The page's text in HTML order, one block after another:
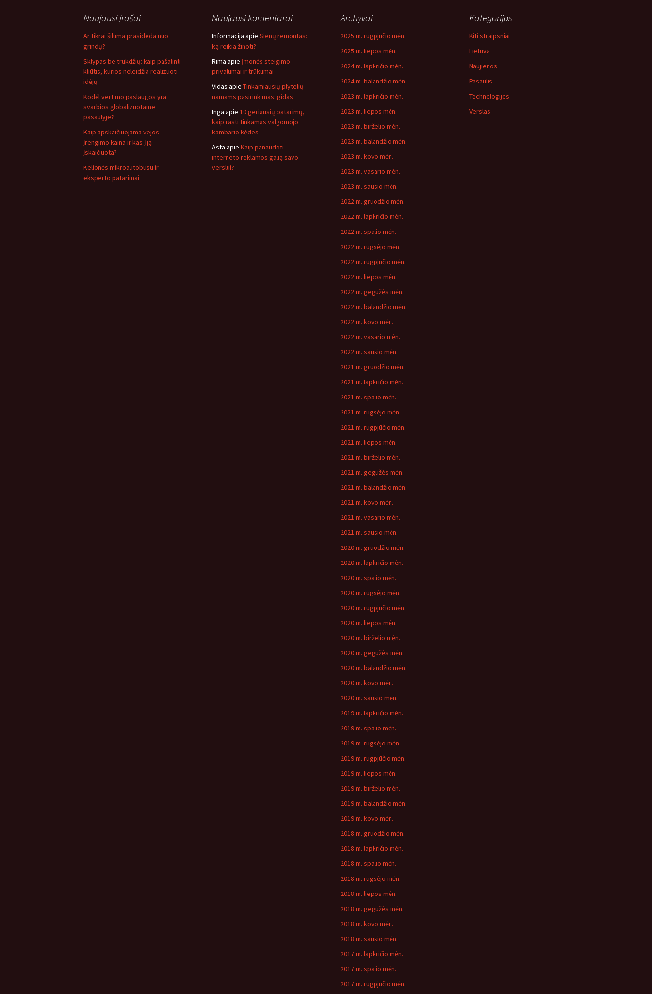
Naujausi įrašai
Ar tikrai šiluma prasideda nuo
grindų?
Sklypas be trukdžių: kaip pašalinti
kliūtis, kurios neleidžia realizuoti
idėjų
Kodėl vertimo paslaugos yra
svarbios globalizuotame
pasaulyje?
Kaip apskaičiuojama vejos
įrengimo kaina ir kas į ją
įskaičiuota?
Kelionės mikroautobusu ir
eksperto patarimai
Naujausi komentarai
Informacija apie Sienų remontas:
ką reikia žinoti?
Rima apie Įmonės steigimo
privalumai ir trūkumai
Vidas apie Tinkamiausių plytelių
namams pasirinkimas: gidas
Inga apie 10 geriausių patarimų,
kaip rasti tinkamas valgomojo
kambario kėdes
Asta apie Kaip panaudoti
interneto reklamos galią savo
verslui?
Archyvai
2025 m. rugpjūčio mėn.
2025 m. liepos mėn.
2024 m. lapkričio mėn.
2024 m. balandžio mėn.
2023 m. lapkričio mėn.
2023 m. liepos mėn.
2023 m. birželio mėn.
2023 m. balandžio mėn.
2023 m. kovo mėn.
2023 m. vasario mėn.
2023 m. sausio mėn.
2022 m. gruodžio mėn.
2022 m. lapkričio mėn.
2022 m. spalio mėn.
2022 m. rugsėjo mėn.
2022 m. rugpjūčio mėn.
2022 m. liepos mėn.
2022 m. gegužės mėn.
2022 m. balandžio mėn.
2022 m. kovo mėn.
2022 m. vasario mėn.
2022 m. sausio mėn.
2021 m. gruodžio mėn.
2021 m. lapkričio mėn.
2021 m. spalio mėn.
2021 m. rugsėjo mėn.
2021 m. rugpjūčio mėn.
2021 m. liepos mėn.
2021 m. birželio mėn.
2021 m. gegužės mėn.
2021 m. balandžio mėn.
2021 m. kovo mėn.
2021 m. vasario mėn.
2021 m. sausio mėn.
2020 m. gruodžio mėn.
2020 m. lapkričio mėn.
2020 m. spalio mėn.
2020 m. rugsėjo mėn.
2020 m. rugpjūčio mėn.
2020 m. liepos mėn.
2020 m. birželio mėn.
2020 m. gegužės mėn.
2020 m. balandžio mėn.
2020 m. kovo mėn.
2020 m. sausio mėn.
2019 m. lapkričio mėn.
2019 m. spalio mėn.
2019 m. rugsėjo mėn.
2019 m. rugpjūčio mėn.
2019 m. liepos mėn.
2019 m. birželio mėn.
2019 m. balandžio mėn.
2019 m. kovo mėn.
2018 m. gruodžio mėn.
2018 m. lapkričio mėn.
2018 m. spalio mėn.
2018 m. rugsėjo mėn.
2018 m. liepos mėn.
2018 m. gegužės mėn.
2018 m. kovo mėn.
2018 m. sausio mėn.
2017 m. lapkričio mėn.
2017 m. spalio mėn.
2017 m. rugpjūčio mėn.
Kategorijos
Kiti straipsniai
Lietuva
Naujienos
Pasaulis
Technologijos
Verslas